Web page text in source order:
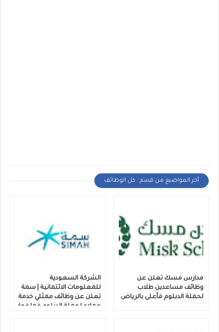
أخر المواضيع من قسم : كل الوظائف
مدارس مسك تعلن عن
وظائف مساعدين طلاب
لحملة الدبلوم فأعلى بالرياض
الشركة السعودية
للمعلومات الائتمانية | سمة
تعلن عن وظائف ممثلي خدمة
عملاء لحملة الدبلوم فما فوق